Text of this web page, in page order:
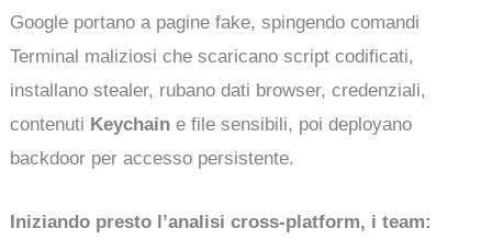
Google portano a pagine fake, spingendo comandi
Terminal maliziosi che scaricano script codificati,
installano stealer, rubano dati browser, credenziali,
contenuti Keychain e file sensibili, poi deployano
backdoor per accesso persistente.
Iniziando presto l’analisi cross-platform, i team: